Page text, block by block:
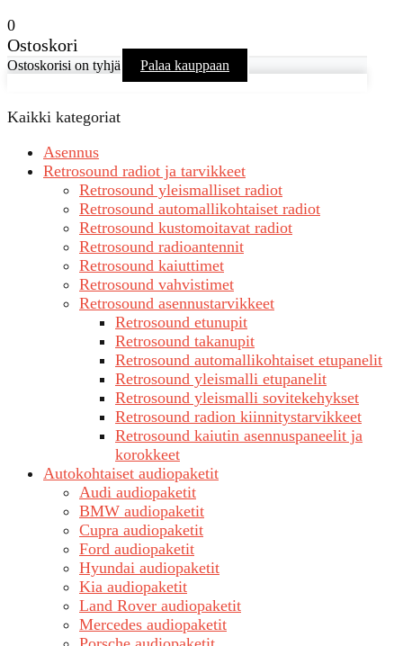
0
Ostoskori
Ostoskorisi on tyhjä Palaa kauppaan
Kaikki kategoriat
Asennus
Retrosound radiot ja tarvikkeet
Retrosound yleismalliset radiot
Retrosound automallikohtaiset radiot
Retrosound kustomoitavat radiot
Retrosound radioantennit
Retrosound kaiuttimet
Retrosound vahvistimet
Retrosound asennustarvikkeet
Retrosound etunupit
Retrosound takanupit
Retrosound automallikohtaiset etupanelit
Retrosound yleismalli etupanelit
Retrosound yleismalli sovitekehykset
Retrosound radion kiinnitystarvikkeet
Retrosound kaiutin asennuspaneelit ja
korokkeet
Autokohtaiset audiopaketit
Audi audiopaketit
BMW audiopaketit
Cupra audiopaketit
Ford audiopaketit
Hyundai audiopaketit
Kia audiopaketit
Land Rover audiopaketit
Mercedes audiopaketit